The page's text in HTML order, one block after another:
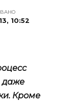
10:52
даже
Кроме